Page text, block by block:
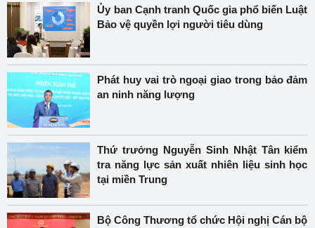
Ủy ban Cạnh tranh Quốc gia phổ biến Luật
Bảo vệ quyền lợi người tiêu dùng
Phát huy vai trò ngoại giao trong bảo đảm
an ninh năng lượng
Thứ trưởng Nguyễn Sinh Nhật Tân kiểm
tra năng lực sản xuất nhiên liệu sinh học
tại miền Trung
Bộ Công Thương tổ chức Hội nghị Cán bộ